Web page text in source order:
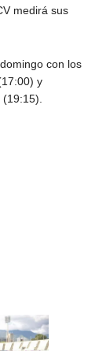
medirá sus
con los
y
(19:15).